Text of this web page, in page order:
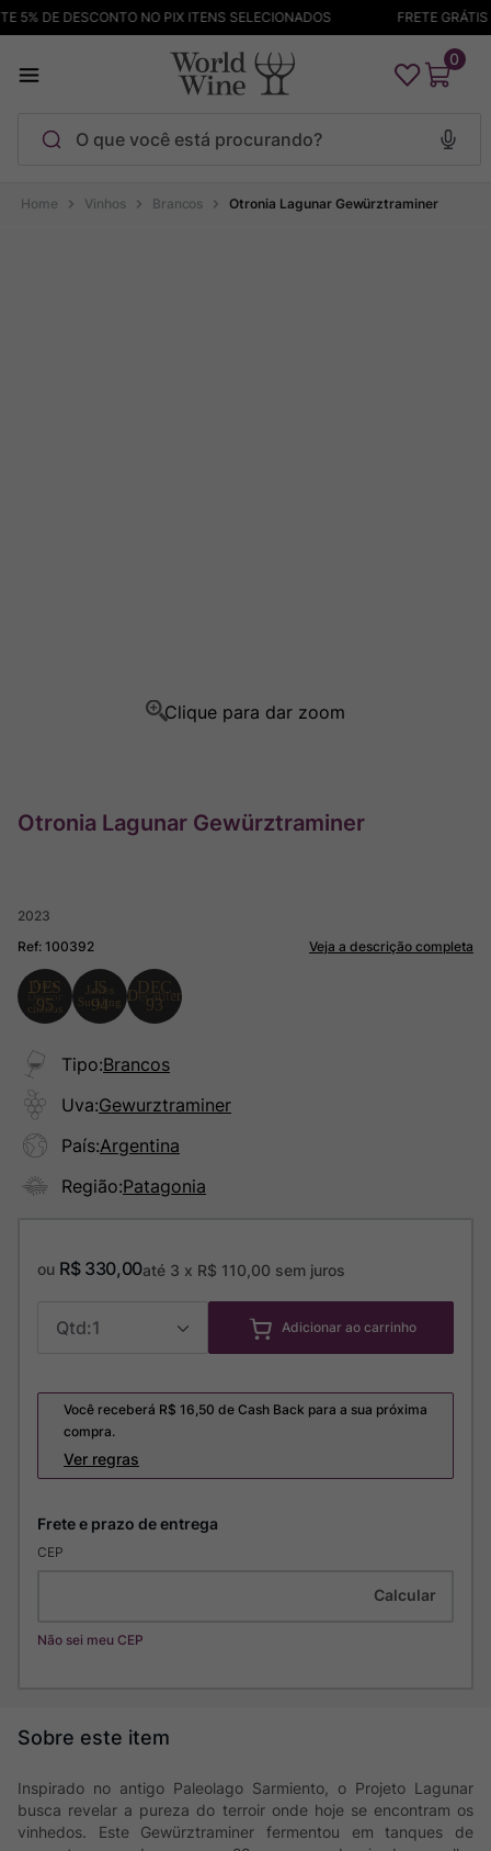
DE DESCONTO NO PIX ITENS SELECIONADOS FRETE GRÁTIS
0
Vinhos Brancos Otronia Lagunar Gewürztraminer
Otronia Lagunar Gewürztraminer
2023
Ref: 100392 Veja a descrição completa
Tipo:Brancos
Uva:Gewurztraminer
País:Argentina
Região:Patagonia
ou R$ 330,00até 3 x R$ 110,00 sem juros
1 Adicionar ao carrinho
Você receberá R$ 16,50 de Cash Back para a sua próxima
compra.
Ver regras
CEP
Não sei meu CEP
Inspirado no antigo Paleolago Sarmiento, o Projeto Lagunar
busca revelar a pureza do terroir onde hoje se encontram os
vinhedos. Este Gewürztraminer fermentou em tanques de
Termos mais buscados